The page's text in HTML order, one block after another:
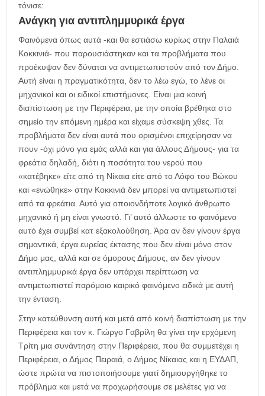
τόνισε:
Ανάγκη για αντιπλημμυρικά έργα
Φαινόμενα όπως αυτά -και θα εστιάσω κυρίως στην Παλαιά
Κοκκινιά- που παρουσιάστηκαν και τα προβλήματα που
προέκυψαν δεν δύναται να αντιμετωπιστούν από τον Δήμο.
Αυτή είναι η πραγματικότητα, δεν το λέω εγώ, το λένε οι
μηχανικοί και οι ειδικοί επιστήμονες. Είναι μια κοινή
διαπίστωση με την Περιφέρεια, με την οποία βρέθηκα στο
σημείο την επόμενη ημέρα και είχαμε σύσκεψη χθες. Τα
προβλήματα δεν είναι αυτά που ορισμένοι επιχείρησαν να
πουν -όχι μόνο για εμάς αλλά και για άλλους Δήμους- για τα
φρεάτια δηλαδή, διότι η ποσότητα του νερού που
«κατέβηκε» είτε από τη Νίκαια είτε από το Λόφο του Βώκου
και «ενώθηκε» στην Κοκκινιά δεν μπορεί να αντιμετωπιστεί
από τα φρεάτια. Αυτό για οποιονδήποτε λογικό άνθρωπο
μηχανικό ή μη είναι γνωστό. Γι’ αυτό άλλωστε το φαινόμενο
αυτό έχει συμβεί κατ εξακολούθηση. Άρα αν δεν γίνουν έργα
σημαντικά, έργα ευρείας έκτασης που δεν είναι μόνο στον
Δήμο μας, αλλά και σε όμορους Δήμους, αν δεν γίνουν
αντιπλημμυρικά έργα δεν υπάρχει περίπτωση να
αντιμετωπιστεί παρόμοιο καιρικό φαινόμενο ειδικά με αυτή
την ένταση.
Στην κατεύθυνση αυτή και μετά από κοινή διαπίστωση με την
Περιφέρεια και τον κ. Γιώργο Γαβρίλη θα γίνει την ερχόμενη
Τρίτη μια συνάντηση στην Περιφέρεια, που θα συμμετέχει η
Περιφέρεια, ο Δήμος Πειραιά, ο Δήμος Νίκαιας και η ΕΥΔΑΠ,
ώστε πρώτα να πιστοποιήσουμε γιατί δημιουργήθηκε το
πρόβλημα και μετά να προχωρήσουμε σε μελέτες για να